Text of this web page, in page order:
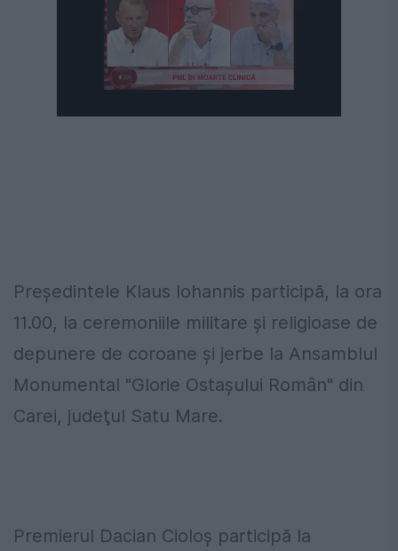
Preşedintele Klaus Iohannis participă, la ora
11.00, la ceremoniile militare şi religioase de
depunere de coroane şi jerbe la Ansamblul
Monumental "Glorie Ostaşului Român" din
Carei, judeţul Satu Mare.
Premierul Dacian Cioloș participă la